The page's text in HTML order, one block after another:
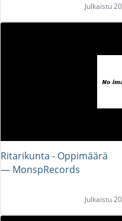
Julkaistu
Ritarikunta - Oppimäärä
― MonspRecords
Julkaistu